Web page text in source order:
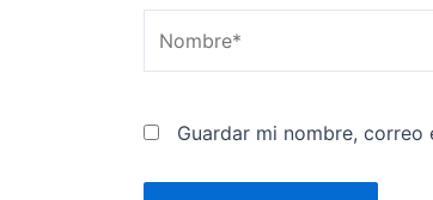
Guardar mi nombre,